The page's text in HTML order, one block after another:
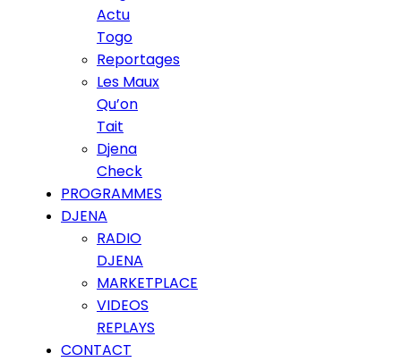
Actu
Togo
Reportages
Les Maux
Qu’on
Tait
Djena
Check
PROGRAMMES
DJENA
RADIO
DJENA
MARKETPLACE
VIDEOS
REPLAYS
CONTACT